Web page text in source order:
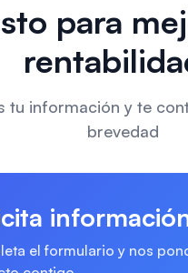
para
tu información y te
brevedad
el formulario y nos